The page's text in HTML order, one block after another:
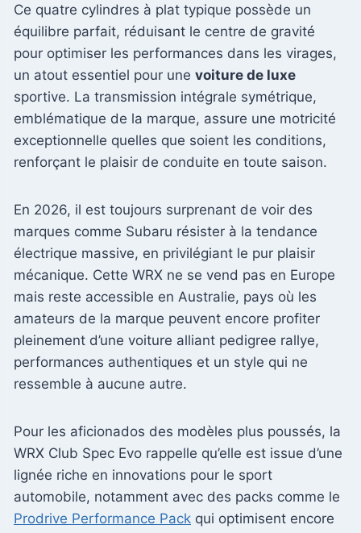
Ce quatre cylindres à plat typique possède un
équilibre parfait, réduisant le centre de gravité
pour optimiser les performances dans les virages,
un atout essentiel pour une voiture de luxe
sportive. La transmission intégrale symétrique,
emblématique de la marque, assure une motricité
exceptionnelle quelles que soient les conditions,
renforçant le plaisir de conduite en toute saison.
En 2026, il est toujours surprenant de voir des
marques comme Subaru résister à la tendance
électrique massive, en privilégiant le pur plaisir
mécanique. Cette WRX ne se vend pas en Europe
mais reste accessible en Australie, pays où les
amateurs de la marque peuvent encore profiter
pleinement d’une voiture alliant pedigree rallye,
performances authentiques et un style qui ne
ressemble à aucune autre.
Pour les aficionados des modèles plus poussés, la
WRX Club Spec Evo rappelle qu’elle est issue d’une
lignée riche en innovations pour le sport
automobile, notamment avec des packs comme le
Prodrive Performance Pack qui optimisent encore